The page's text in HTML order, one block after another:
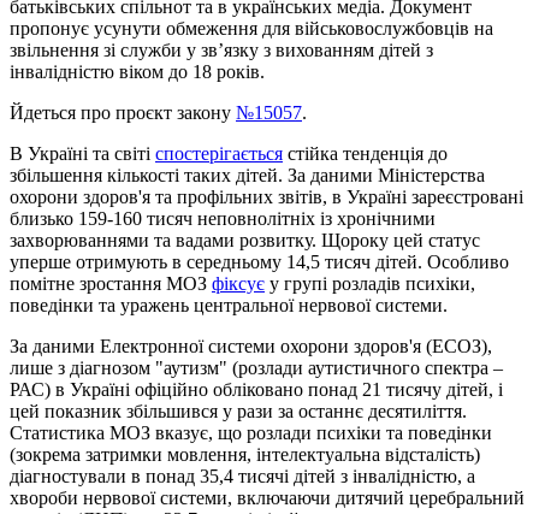
батьківських спільнот та в українських медіа. Документ
пропонує усунути обмеження для військовослужбовців на
звільнення зі служби у зв’язку з вихованням дітей з
інвалідністю віком до 18 років.
Йдеться про проєкт закону №15057.
В Україні та світі спостерігається стійка тенденція до
збільшення кількості таких дітей. За даними Міністерства
охорони здоров'я та профільних звітів, в Україні зареєстровані
близько 159-160 тисяч неповнолітніх із хронічними
захворюваннями та вадами розвитку. Щороку цей статус
уперше отримують в середньому 14,5 тисяч дітей. Особливо
помітне зростання МОЗ фіксує у групі розладів психіки,
поведінки та уражень центральної нервової системи.
За даними Електронної системи охорони здоров'я (ЕСОЗ),
лише з діагнозом "аутизм" (розлади аутистичного спектра –
РАС) в Україні офіційно обліковано понад 21 тисячу дітей, і
цей показник збільшився у рази за останнє десятиліття.
Статистика МОЗ вказує, що розлади психіки та поведінки
(зокрема затримки мовлення, інтелектуальна відсталість)
діагностували в понад 35,4 тисячі дітей з інвалідністю, а
хвороби нервової системи, включаючи дитячий церебральний